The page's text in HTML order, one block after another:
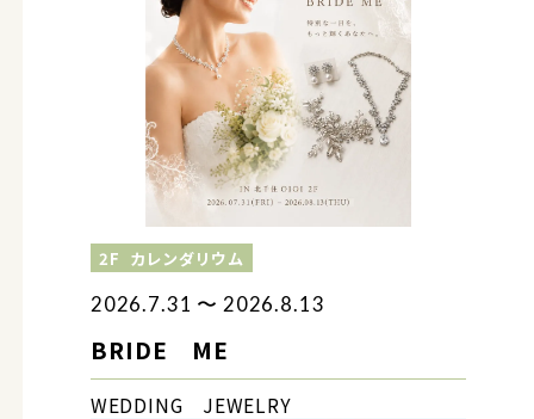
2F カレンダリウム
2026.7.31 〜 2026.8.13
BRIDE ME
WEDDING JEWELRY